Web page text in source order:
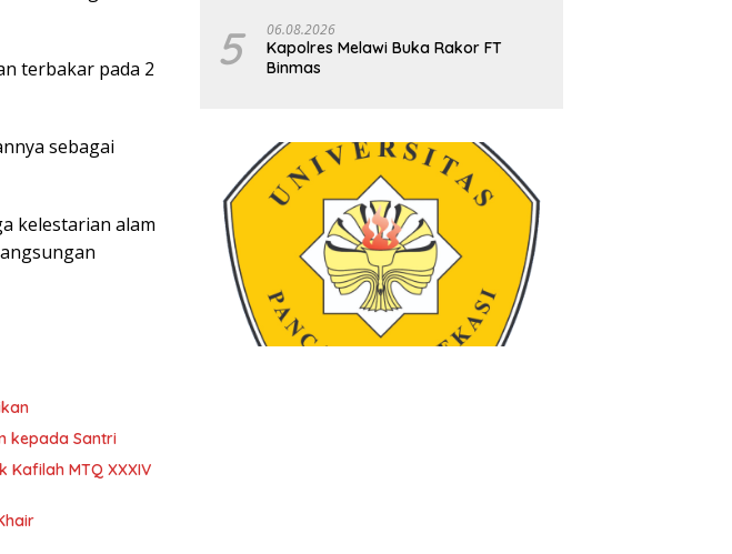
terbakar pada 2
sebagai
kelestarian alam
kepada Santri
MTQ XXXIV
5 06.08.2026
Kapolres Melawi Buka Rakor FT
Binmas